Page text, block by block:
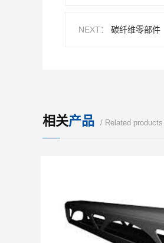
NEXT： 碳纤维零部件
相关产品 / Related products